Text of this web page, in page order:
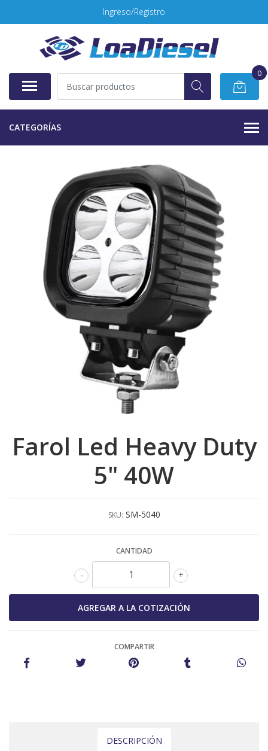
Ingreso/Registro
0
CATEGORÍAS
Farol Led Heavy Duty
5" 40W
SKU: SM-5040
CANTIDAD
+
-
COMPARTIR
DESCRIPCIÓN